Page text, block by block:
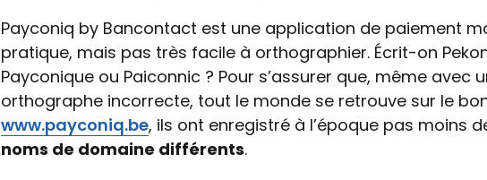
Payconiq by Bancontact est une application de paiement
pratique, mais pas très facile à orthographier. Écrit-on
Payconique ou Paiconnic ? Pour s’assurer que, même avec
orthographe incorrecte, tout le monde se retrouve sur le
www.payconiq.be, ils ont enregistré à l’époque pas moins
noms de domaine différents.